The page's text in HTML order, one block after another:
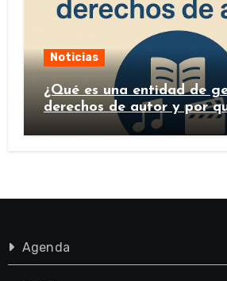
Noticias
¿Qué es una entidad de
derechos de autor y por
importante?
Agenda